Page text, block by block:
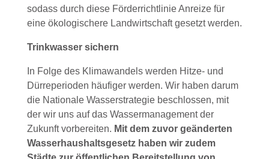
sodass durch diese Förderrichtlinie Anreize für
eine ökologischere Landwirtschaft gesetzt werden.
Trinkwasser sichern
In Folge des Klimawandels werden Hitze- und
Dürreperioden häufiger werden. Wir haben darum
die Nationale Wasserstrategie beschlossen, mit
der wir uns auf das Wassermanagement der
Zukunft vorbereiten. Mit dem zuvor geänderten
Wasserhaushaltsgesetz haben wir zudem